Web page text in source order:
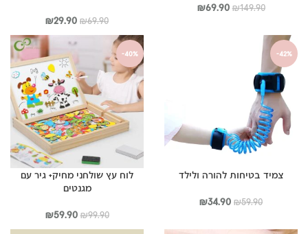
₪149.90
המחיר₪69.90
המחיר
₪69.90
המחיר
המקורי
היה:
₪69.90.
₪29.90
המחיר
הנוכחי
הוא:
₪29.90.
-42%
צמיד בטיחות להורה ולילד
₪59.90
המחיר
היה:
₪34.90
המחיר
הוא:
-40%
לוח עץ שולחני מחיק+ גיר עם
מגנטים
₪99.90
המחיר
המקורי
₪59.90
המחיר
הנוכחי